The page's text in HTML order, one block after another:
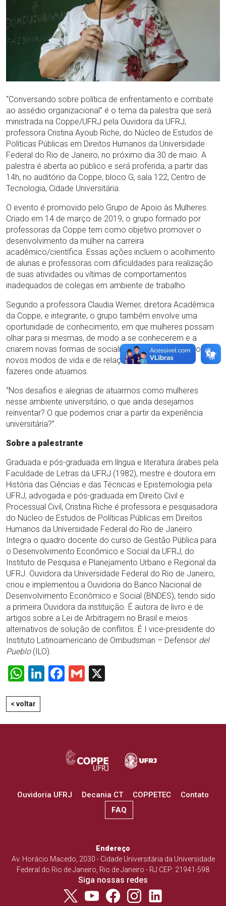
“Conversando sobre política de enfrentamento e combate
ao assédio organizacional” é o tema da palestra que será
ministrada na Coppe/UFRJ pela Ouvidora da UFRJ,
professora Cristina Ayoub Riche, do Núcleo de Estudos de
Políticas Públicas em Direitos Humanos da Universidade
Federal do Rio de Janeiro, no próximo dia 30 de maio. A
palestra é aberta ao público e será proferida, a partir das
14h, no auditório da Coppe, bloco G, sala 122, Centro de
Tecnologia, Cidade Universitária.
O evento é promovido pelo Grupo de Apoio às Mulheres.
Criado em 14 de março de 2019, o grupo formado por
professoras da Coppe tem como objetivo promover o
desenvolvimento da mulher na carreira
acadêmico/científica. Essas ações incluem o acolhimento
de alunas e professoras com dificuldades para realização
de suas atividades ou vítimas de comportamentos
inadequados de colegas em ambiente de trabalho.
Segundo a professora Claudia Werner, diretora Acadêmica
da Coppe, e integrante, o grupo também envolve uma
oportunidade de conhecimento, em que mulheres possam
olhar para si mesmas, de modo a se conhecerem e a
criarem novas formas de socialização e de expressão,
novos modos de vida e de relação, novos saberes e
fazeres onde atuamos.
“Nos desafios e alegrias de atuarmos como mulheres
nesse ambiente universitário, o que ainda desejamos
reinventar? O que podemos criar a partir da experiência
universitária?”.
Sobre a palestrante
Graduada e pós-graduada em língua e literatura árabes pela
Faculdade de Letras da UFRJ (1982), mestre e doutora em
História das Ciências e das Técnicas e Epistemologia pela
UFRJ, advogada e pós-graduada em Direito Civil e
Processual Civil, Cristina Riche é professora e pesquisadora
do Núcleo de Estudos de Políticas Públicas em Direitos
Humanos da Universidade Federal do Rio de Janeiro.
Integra o quadro docente do curso de Gestão Pública para
o Desenvolvimento Econômico e Social da UFRJ, do
Instituto de Pesquisa e Planejamento Urbano e Regional da
UFRJ. Ouvidora da Universidade Federal do Rio de Janeiro,
criou e implementou a Ouvidoria do Banco Nacional de
Desenvolvimento Econômico e Social (BNDES), tendo sido
a primeira Ouvidora da instituição. É autora de livro e de
artigos sobre a Lei de Arbitragem no Brasil e meios
alternativos de solução de conflitos. É I vice-presidente do
Instituto Latinoamericano de Ombudsman – Defensor del
Pueblo(ILO).
WhatsApp
LinkedIn
Facebook
Gmail
< voltar
Ouvidoria UFRJ Decania CT COPPETEC
Contato
FAQ
Endereço
Av. Horácio Macedo, 2030 - Cidade Universitária da Universidade
Federal do Rio de Janeiro, Rio de Janeiro - RJ CEP: 21941-598
Siga nossas redes